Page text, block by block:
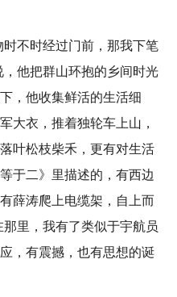
不时经过门前，那我下笔
他把群山环抱的乡间时光
，他收集鲜活的生活细
大衣，推着独轮车上山，
叶松枝柴禾，更有对生活
于二》里描述的，有西边
薛涛爬上电缆架，自上而
里，我有了类似于宇航员
，有震撼，也有思想的诞